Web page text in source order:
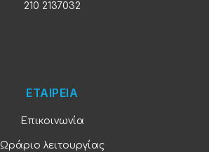
210 2137032
ΕΤΑΙΡΕΙΑ
Επικοινωνία
Ωράριο λειτουργίας